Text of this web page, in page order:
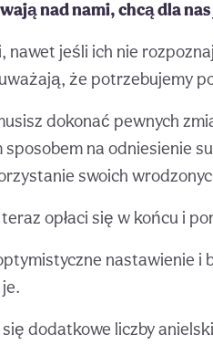
nad nami, chcą dla
nawet jeśli ich nie
że potrzebujemy
dokonać pewnych
sposobem na odniesienie
swoich
teraz opłaci się w końcu i
nastawienie i
dodatkowe liczby